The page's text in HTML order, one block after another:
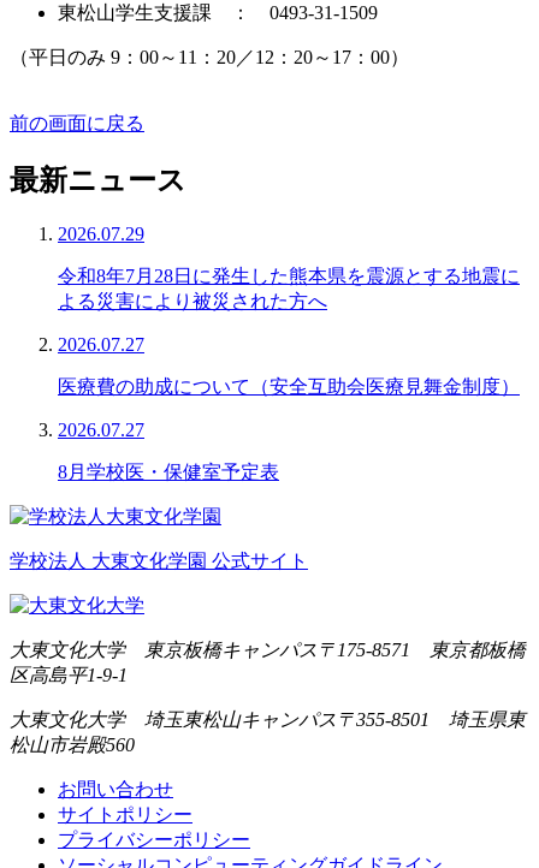
東松山学生支援課 ： 0493-31-1509
（平日のみ 9：00～11：20／12：20～17：00）
前の画面に戻る
最新ニュース
2026.07.29
令和8年7月28日に発生した熊本県を震源とする地震に
よる災害により被災された方へ
2026.07.27
医療費の助成について（安全互助会医療見舞金制度）
2026.07.27
8月学校医・保健室予定表
学校法人 大東文化学園 公式サイト
大東文化大学 東京板橋キャンパス 〒175-8571 東京都板橋
区高島平1-9-1
大東文化大学 埼玉東松山キャンパス 〒355-8501 埼玉県東
松山市岩殿560
お問い合わせ
サイトポリシー
プライバシーポリシー